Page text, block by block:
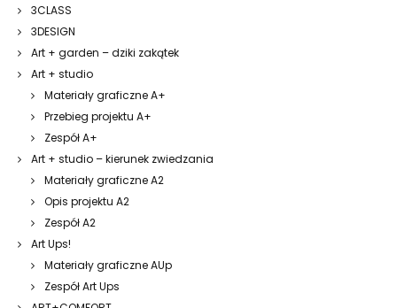
3CLASS
3DESIGN
Art + garden – dziki zakątek
Art + studio
Materiały graficzne A+
Przebieg projektu A+
Zespół A+
Art + studio – kierunek zwiedzania
Materiały graficzne A2
Opis projektu A2
Zespół A2
Art Ups!
Materiały graficzne AUp
Zespół Art Ups